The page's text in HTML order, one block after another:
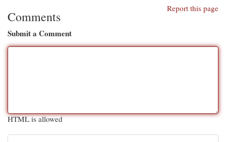
Report this page
Comments
Submit a Comment
HTML is allowed